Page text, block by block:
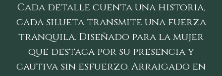
Cada detalle cuenta una historia,
cada silueta transmite una fuerza
tranquila. Diseñado para la mujer
que destaca por su presencia y
cautiva sin esfuerzo. Arraigado en